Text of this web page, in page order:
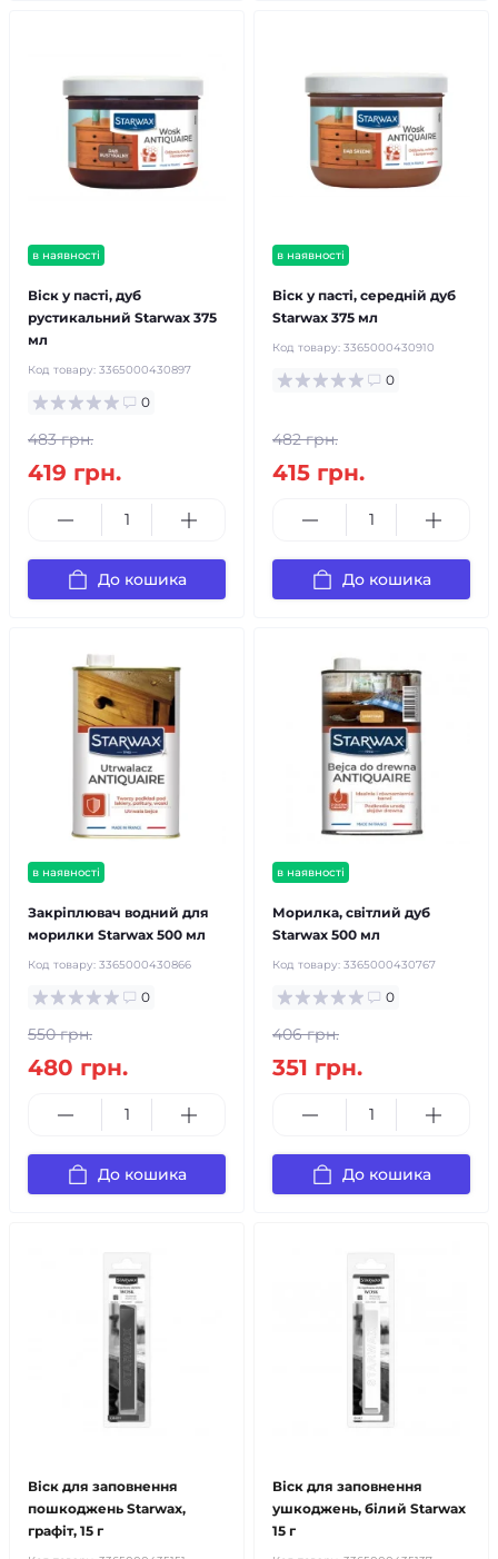
в наявності
Віск у пасті, дуб
рустикальний Starwax 375
мл
Код товару: 3365000430897
0
483 грн.
419 грн.
До кошика
в наявності
Віск у пасті, середній дуб
Starwax 375 мл
Код товару: 3365000430910
0
482 грн.
415 грн.
До кошика
в наявності
Закріплювач водний для
морилки Starwax 500 мл
Код товару: 3365000430866
0
550 грн.
480 грн.
До кошика
в наявності
Морилка, світлий дуб
Starwax 500 мл
Код товару: 3365000430767
0
406 грн.
351 грн.
До кошика
Віск для заповнення
пошкоджень Starwax,
графіт, 15 г
Віск для заповнення
ушкоджень, білий Starwax
15 г